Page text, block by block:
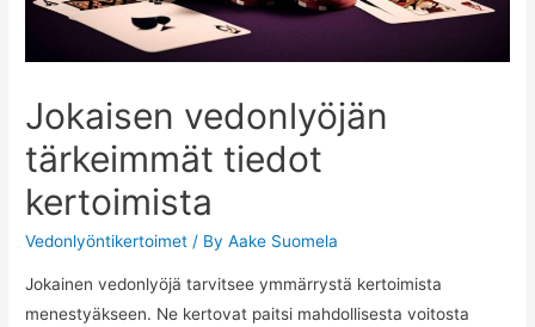
Jokaisen vedonlyöjän
tärkeimmät tiedot
kertoimista
Vedonlyöntikertoimet / ByAake Suomela
Jokainen vedonlyöjä tarvitsee ymmärrystä kertoimista
menestyäkseen. Ne kertovat paitsi mahdollisesta voitosta